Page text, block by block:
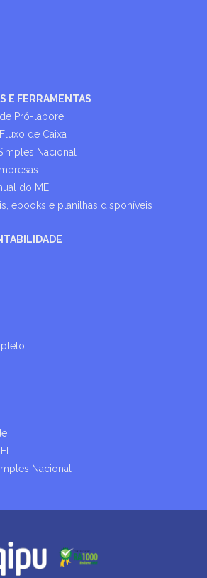
E FERRAMENTAS
Pró-labore
de Caixa
Nacional
do MEI
ebooks e planilhas disponíveis
Nacional